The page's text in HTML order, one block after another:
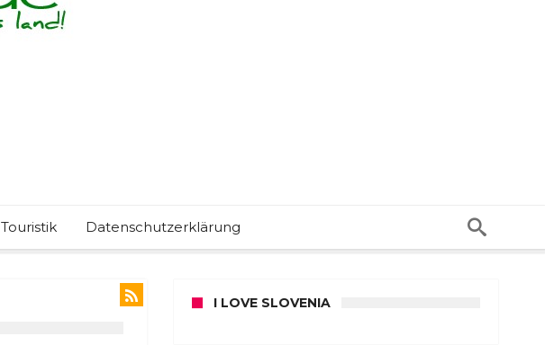
Touristik Datenschutzerklärung
I LOVE SLOVENIA